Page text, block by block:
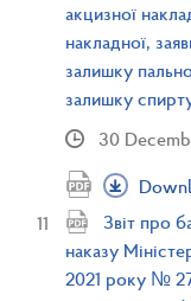
акцизної
накладної,
залишку
залишку
30
Звіт про
наказу
2021 року №